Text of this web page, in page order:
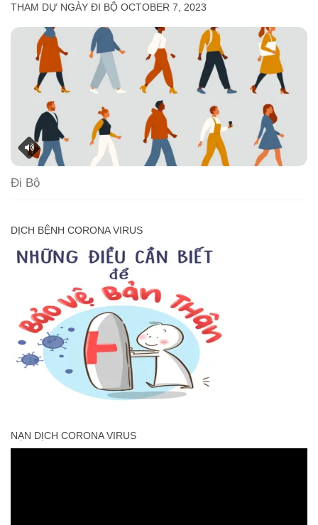
THAM DỰ NGÀY ĐI BỘ OCTOBER 7, 2023
Đi Bộ
DỊCH BỆNH CORONA VIRUS
NẠN DỊCH CORONA VIRUS